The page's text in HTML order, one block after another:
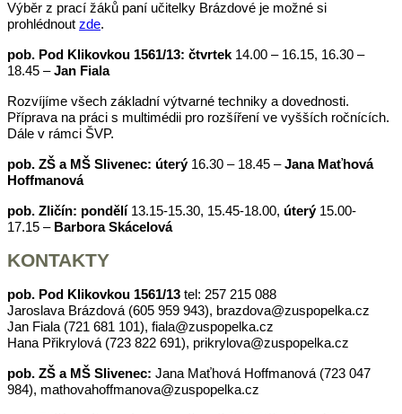
Výběr z prací žáků paní učitelky Brázdové je možné si
prohlédnout zde.
pob. Pod Klikovkou 1561/13: čtvrtek 14.00 – 16.15, 16.30 –
18.45 –Jan Fiala
Rozvíjíme všech základní výtvarné techniky a dovednosti.
Příprava na práci s multimédii pro rozšíření ve vyšších ročnících.
Dále v rámci ŠVP.
pob. ZŠ a MŠ Slivenec: úterý 16.30 – 18.45 –Jana Maťhová
Hoffmanová
pob. Zličín: pondělí 13.15-15.30, 15.45-18.00, úterý15.00-
17.15 – Barbora Skácelová
KONTAKTY
pob. Pod Klikovkou 1561/13 tel: 257 215 088
Jaroslava Brázdová (605 959 943), brazdova@zuspopelka.cz
Jan Fiala (721 681 101), fiala@zuspopelka.cz
Hana Přikrylová (723 822 691), prikrylova@zuspopelka.cz
pob. ZŠ a MŠ Slivenec: Jana Maťhová Hoffmanová (723 047
984), mathovahoffmanova@zuspopelka.cz